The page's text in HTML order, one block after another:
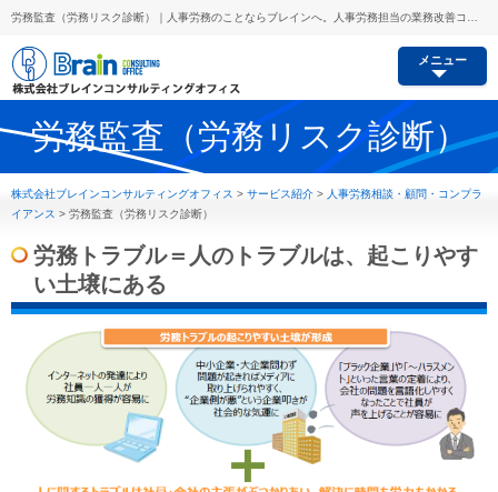
メニュー
労務監査（労務リスク診断）
株式会社ブレインコンサルティングオフィス > サービス紹介 > 人事労務相談・顧問・コンプラ
イアンス > 労務監査（労務リスク診断）
労務トラブル＝人のトラブルは、起こりやす
い土壌にある